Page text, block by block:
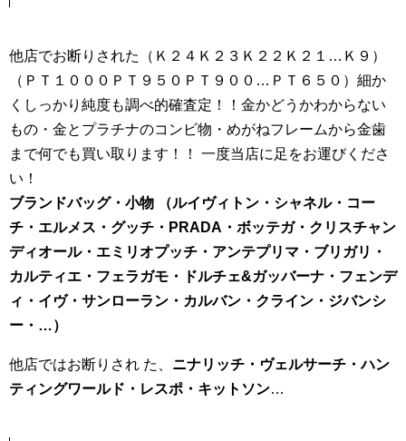
他店でお断りされた（Ｋ２４Ｋ２３Ｋ２２Ｋ２１…Ｋ９）
（ＰＴ１０００ＰＴ９５０ＰＴ９００…ＰＴ６５０）細か
くしっかり純度も調べ的確査定！！金かどうかわからない
もの・金とプラチナのコンビ物・めがねフレームから金歯
まで何でも買い取ります！！ 一度当店に足をお運びくださ
い！
ブランドバッグ・小物 （ルイヴィトン・シャネル・コー
チ・エルメス・グッチ・PRADA・ボッテガ・クリスチャン
ディオール・エミリオプッチ・アンテプリマ・ブリガリ・
カルティエ・フェラガモ・ドルチェ&ガッバーナ・フェンデ
ィ・イヴ・サンローラン・カルバン・クライン・ジバンシ
ー・ …）
他店ではお断りされ た、 ニナリッチ・ヴェルサーチ・ハン
ティングワールド・レスポ・キットソン…